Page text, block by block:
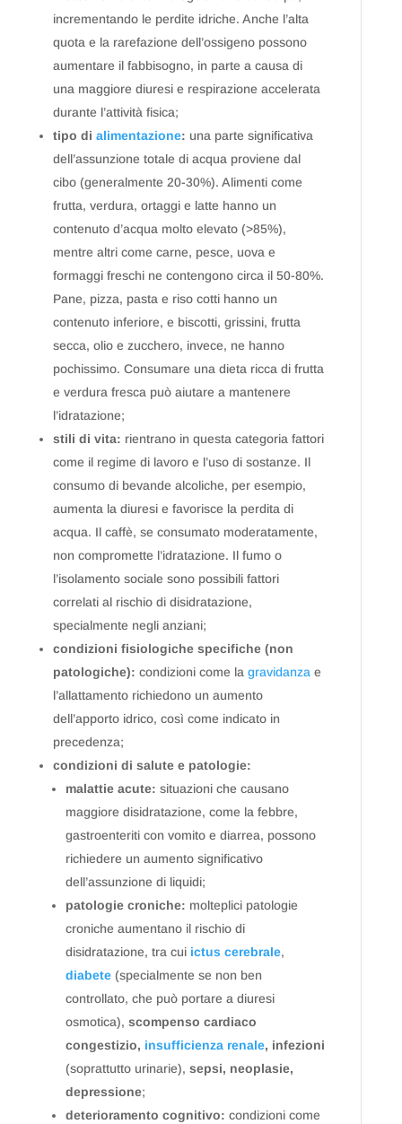
incrementando le perdite idriche. Anche l’alta
quota e la rarefazione dell’ossigeno possono
aumentare il fabbisogno, in parte a causa di
una maggiore diuresi e respirazione accelerata
durante l’attività fisica;
tipo di alimentazione: una parte significativa
dell’assunzione totale di acqua proviene dal
cibo (generalmente 20-30%). Alimenti come
frutta, verdura, ortaggi e latte hanno un
contenuto d’acqua molto elevato (>85%),
mentre altri come carne, pesce, uova e
formaggi freschi ne contengono circa il 50-80%.
Pane, pizza, pasta e riso cotti hanno un
contenuto inferiore, e biscotti, grissini, frutta
secca, olio e zucchero, invece, ne hanno
pochissimo. Consumare una dieta ricca di frutta
e verdura fresca può aiutare a mantenere
l’idratazione;
stili di vita: rientrano in questa categoria fattori
come il regime di lavoro e l’uso di sostanze. Il
consumo di bevande alcoliche, per esempio,
aumenta la diuresi e favorisce la perdita di
acqua. Il caffè, se consumato moderatamente,
non compromette l’idratazione. Il fumo o
l’isolamento sociale sono possibili fattori
correlati al rischio di disidratazione,
specialmente negli anziani;
condizioni fisiologiche specifiche (non
patologiche): condizioni come la gravidanzae
l’allattamento richiedono un aumento
dell’apporto idrico, così come indicato in
precedenza;
condizioni di salute e patologie:
malattie acute: situazioni che causano
maggiore disidratazione, come la febbre,
gastroenteriti con vomito e diarrea, possono
richiedere un aumento significativo
dell’assunzione di liquidi;
patologie croniche: molteplici patologie
croniche aumentano il rischio di
disidratazione, tra cui ictus cerebrale,
diabete(specialmente se non ben
controllato, che può portare a diuresi
osmotica), scompenso cardiaco
congestizio, insufficienza renale, infezioni
(soprattutto urinarie), sepsi, neoplasie,
depressione;
deterioramento cognitivo: condizioni come